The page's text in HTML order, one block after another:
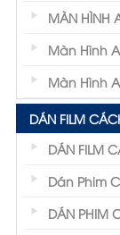
MÀN HÌNH
Màn Hình
Màn Hình
DÁN FILM
DÁN FILM
Dán Phim
DÁN PHIM